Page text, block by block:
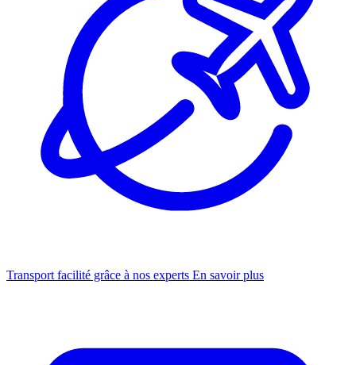
Transport facilité grâce à nos experts En savoir plus